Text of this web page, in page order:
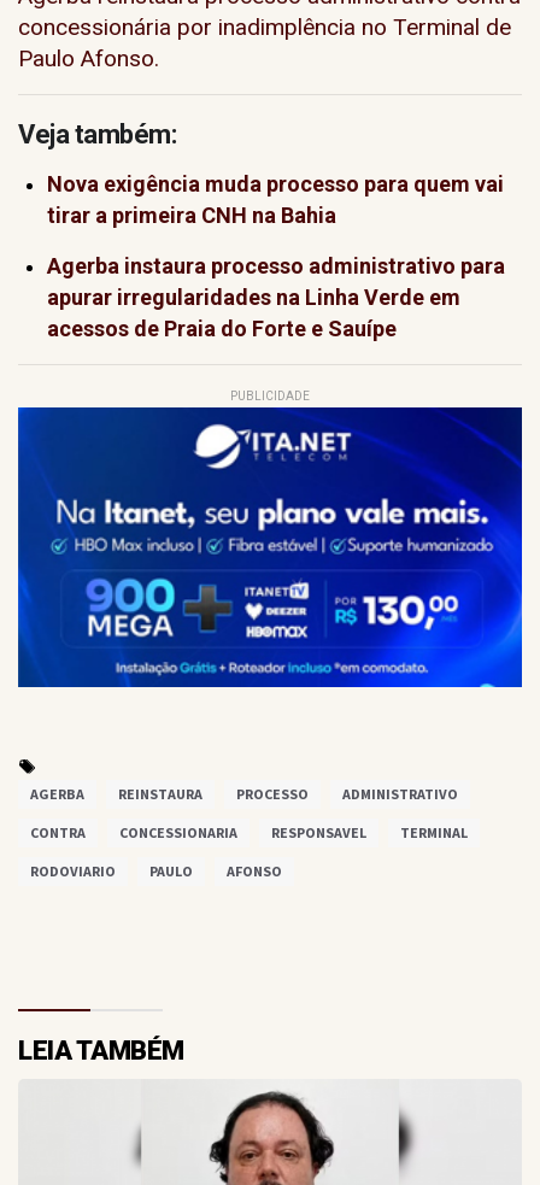
concessionária por inadimplência no Terminal de
Paulo Afonso.
Veja também:
Nova exigência muda processo para quem vai
tirar a primeira CNH na Bahia
Agerba instaura processo administrativo para
apurar irregularidades na Linha Verde em
acessos de Praia do Forte e Sauípe
PUBLICIDADE
AGERBA REINSTAURA PROCESSO ADMINISTRATIVO
CONTRA CONCESSIONARIA RESPONSAVEL TERMINAL
RODOVIARIO PAULO AFONSO
LEIA TAMBÉM